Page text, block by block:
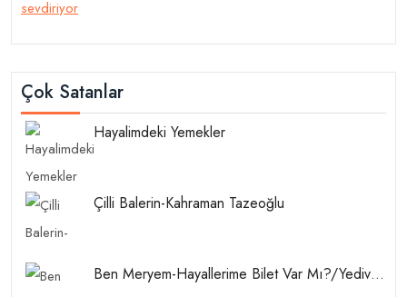
Çok Satanlar
Hayalimdeki Yemekler
Çilli Balerin-Kahraman Tazeoğlu
Ben Meryem-Hayallerime Bilet Var Mı?/Yediveren Yayınları